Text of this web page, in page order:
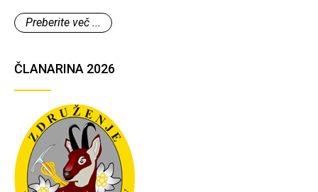
Preberite več ...
ČLANARINA 2026